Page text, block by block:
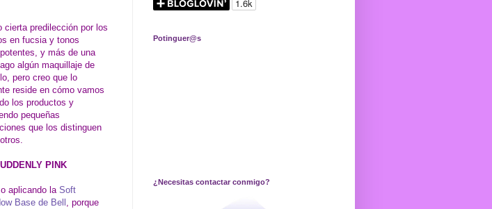
cierta predilección por los
en fucsia y tonos
y más de una
algún maquillaje de
pero creo que lo
reside en cómo vamos
los productos y
pequeñas
que los distinguen
PINK
aplicando laSoft
Base de Bell , porque
Potinguer@s
¿Necesitas contactar conmigo?